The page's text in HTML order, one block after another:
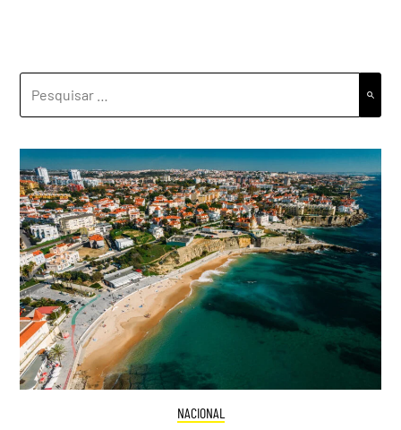
POR:
NACIONAL